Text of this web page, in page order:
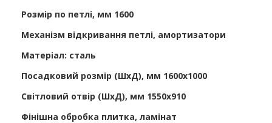
Розмір по петлі, мм 1600
Механізм відкривання петлі, амортизатори
Матеріал: сталь
Посадковий розмір (ШхД), мм 1600х1000
Світловий отвір (ШхД), мм 1550х910
Фінішна обробка плитка, ламінат